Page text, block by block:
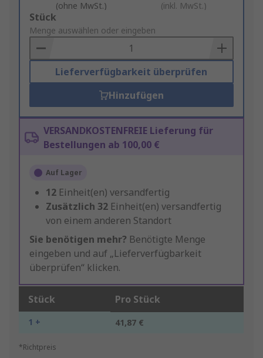
(ohne MwSt.) (inkl. MwSt.)
Add
to
Basket
Stück
Menge auswählen oder eingeben
Lieferverfügbarkeit überprüfen
Hinzufügen
VERSANDKOSTENFREIE Lieferung für
Bestellungen ab 100,00 €
Auf Lager
12 Einheit(en) versandfertig
Zusätzlich 32 Einheit(en) versandfertig
von einem anderen Standort
Sie benötigen mehr? Benötigte Menge
eingeben und auf „Lieferverfügbarkeit
überprüfen“ klicken.
Stück Pro Stück
1 + 41,87 €
*Richtpreis